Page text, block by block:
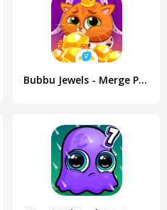
Bubbu Jewels - Merge Puzzle